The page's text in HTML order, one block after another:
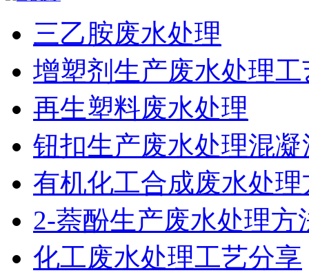
三乙胺废水处理
增塑剂生产废水处理
再生塑料废水处理
钮扣生产废水处理混
有机化工合成废水处理
2-萘酚生产废水处理方
化工废水处理工艺分享